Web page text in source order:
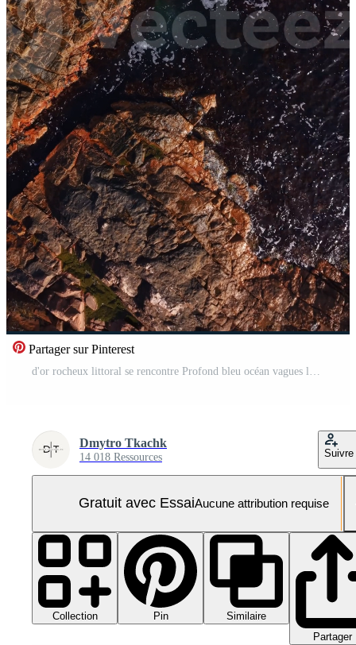
Partager sur Pinterest
Dmytro Tkachk
14 018 Ressources Suivre
Gratuit avec EssaiAucune attribution requise
Collection Pin
Similaire
Partager